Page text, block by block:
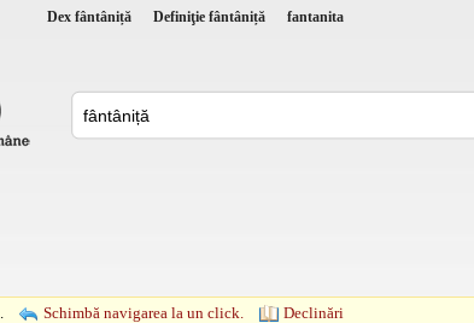
Dex fântâniță Definiţie fântâniță fantanita
Schimbă navigarea la un click. Declinări